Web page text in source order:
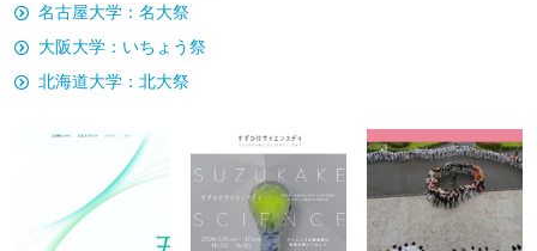
名古屋大学：名大祭
大阪大学：いちょう祭
北海道大学：北大祭